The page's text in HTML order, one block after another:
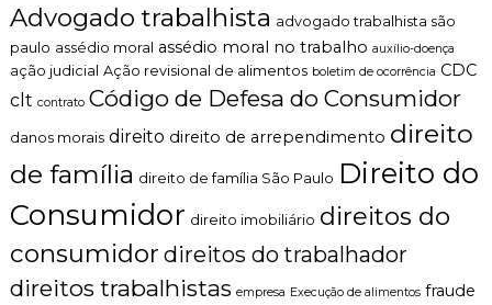
Advogado trabalhista advogado trabalhista são
paulo assédio moral assédio moral no trabalho auxílio-doença
ação judicial Ação revisional de alimentos boletim de ocorrência CDC
clt contrato Código de Defesa do Consumidor
danos morais direito direito de arrependimento direito
de família direito de família São Paulo Direito do
Consumidor direito imobiliário direitos do
consumidor direitos do trabalhador
direitos trabalhistas empresa Execução de alimentos fraude